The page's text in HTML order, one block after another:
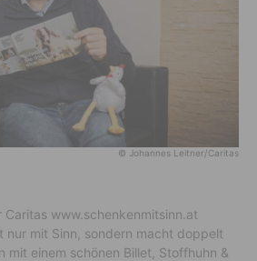
© Johannes Leitner/Caritas
Caritas www.schenkenmitsinn.at
nur mit Sinn, sondern macht doppelt
mit einem schönen Billet, Stoffhuhn &